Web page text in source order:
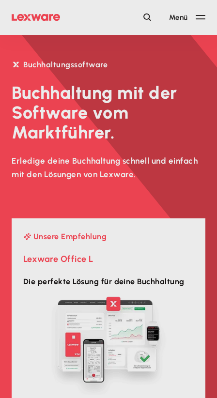
Menü
Buchhaltungssoftware
Buchhaltung mit der
Software vom
Marktführer.
Erledige deine Buchhaltung schnell und einfach
mit den Lösungen von Lexware.
Unsere Empfehlung
Lexware Office L
Die perfekte Lösung für deine Buchhaltung